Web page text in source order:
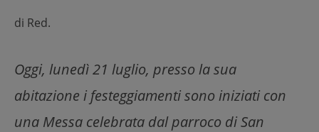
di Red.
Oggi, lunedì 21 luglio, presso la sua
abitazione i festeggiamenti sono iniziati con
una Messa celebrata dal parroco di San